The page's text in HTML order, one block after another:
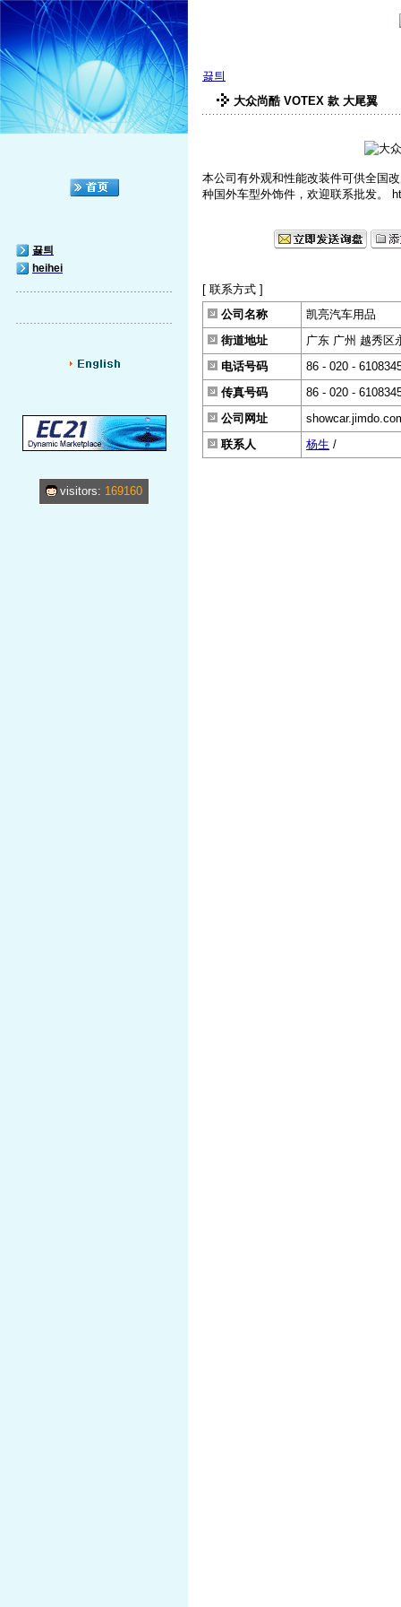
끓틔
heihei
visitors: 169160
끓틔
大众尚酷 VOTEX 款 大尾翼
本公司有外观和性能改装件可供全国
种国外车型外饰件，欢迎联系批发。
[ 联系方式 ]
公司名称
凯亮汽车用品
街道地址
广东 广州 越秀区
电话号码
86 - 020 -
传真号码
86 - 020 -
公司网址
联系人
杨生 /